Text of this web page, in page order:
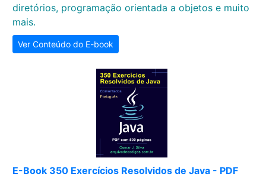
diretórios, programação orientada a objetos e muito
mais.
Ver Conteúdo do E-book
E-Book 350 Exercícios Resolvidos de Java - PDF